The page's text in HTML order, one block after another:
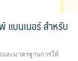
แบนเนอร์ สำหรับ
ละมาตรฐานการให้